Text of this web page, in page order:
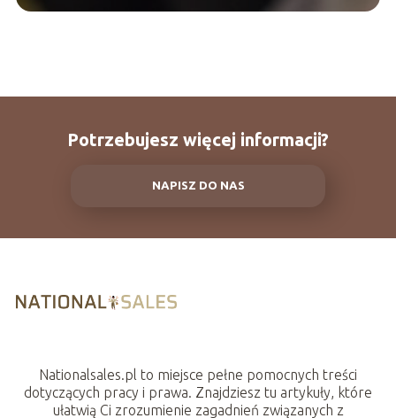
Potrzebujesz więcej informacji?
NAPISZ DO NAS
Nationalsales.pl to miejsce pełne pomocnych treści
dotyczących pracy i prawa. Znajdziesz tu artykuły, które
ułatwią Ci zrozumienie zagadnień związanych z